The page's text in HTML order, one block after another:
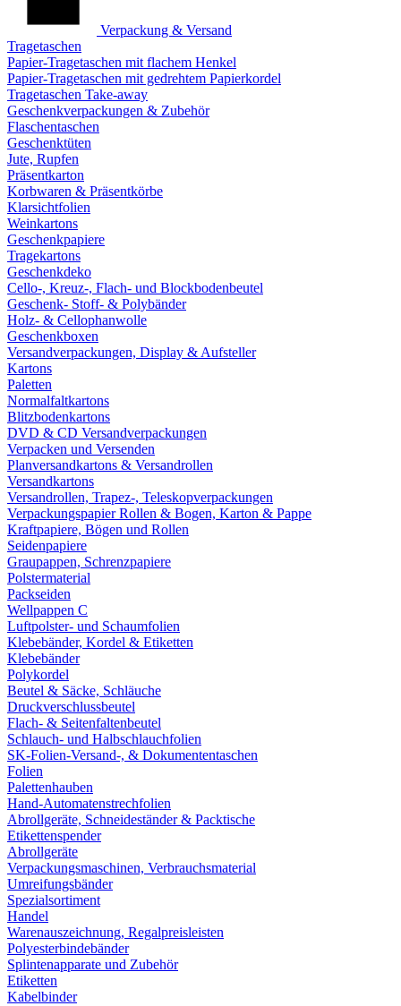
Verpackung & Versand
Tragetaschen
Papier-Tragetaschen mit flachem Henkel
Papier-Tragetaschen mit gedrehtem Papierkordel
Tragetaschen Take-away
Geschenkverpackungen & Zubehör
Flaschentaschen
Geschenktüten
Jute, Rupfen
Präsentkarton
Korbwaren & Präsentkörbe
Klarsichtfolien
Weinkartons
Geschenkpapiere
Tragekartons
Geschenkdeko
Cello-, Kreuz-, Flach- und Blockbodenbeutel
Geschenk- Stoff- & Polybänder
Holz- & Cellophanwolle
Geschenkboxen
Versandverpackungen, Display & Aufsteller
Kartons
Paletten
Normalfaltkartons
Blitzbodenkartons
DVD & CD Versandverpackungen
Verpacken und Versenden
Planversandkartons & Versandrollen
Versandkartons
Versandrollen, Trapez-, Teleskopverpackungen
Verpackungspapier Rollen & Bogen, Karton & Pappe
Kraftpapiere, Bögen und Rollen
Seidenpapiere
Graupappen, Schrenzpapiere
Polstermaterial
Packseiden
Wellpappen C
Luftpolster- und Schaumfolien
Klebebänder, Kordel & Etiketten
Klebebänder
Polykordel
Beutel & Säcke, Schläuche
Druckverschlussbeutel
Flach- & Seitenfaltenbeutel
Schlauch- und Halbschlauchfolien
SK-Folien-Versand-, & Dokumententaschen
Folien
Palettenhauben
Hand-Automatenstrechfolien
Abrollgeräte, Schneideständer & Packtische
Etikettenspender
Abrollgeräte
Verpackungsmaschinen, Verbrauchsmaterial
Umreifungsbänder
Spezialsortiment
Handel
Warenauszeichnung, Regalpreisleisten
Polyesterbindebänder
Splintenapparate und Zubehör
Etiketten
Kabelbinder